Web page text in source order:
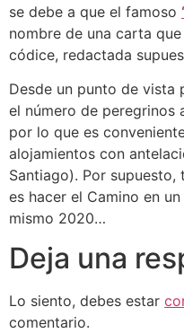
se debe a que el famoso
nombre de una carta
códice, redactada
Desde un punto de vista
el número de peregrinos
por lo que es
alojamientos con
Santiago). Por
es hacer el Camino en
mismo 2020…
Deja una
Lo siento, debes estar
comentario.